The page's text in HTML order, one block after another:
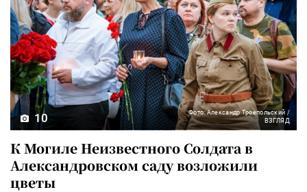
10
Фото: Александр Троепольский /
ВЗГЛЯД
К Могиле Неизвестного Солдата в
Александровском саду возложили
цветы